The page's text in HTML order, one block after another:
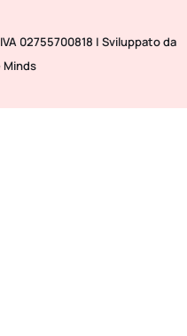
02755700818 | Sviluppato da